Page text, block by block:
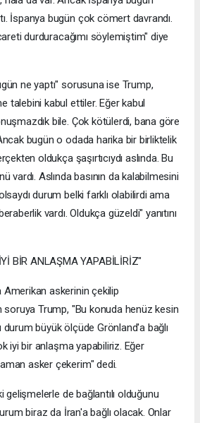
İspanya bugün çok cömert davrandı.
durduracağımı söylemiştim" diye
ne yaptı" sorusuna ise Trump,
talebini kabul ettiler. Eğer kabul
bile. Çok kötülerdi, bana göre
bugün o odada harika bir birliktelik
oldukça şaşırtıcıydı aslında. Bu
vardı. Aslında basının da kalabilmesini
durum belki farklı olabilirdi ama
vardı. Oldukça güzeldi" yanıtını
BİR ANLAŞMA YAPABİLİRİZ"
askerinin çekilip
soruya Trump, "Bu konuda henüz kesin
büyük ölçüde Grönland'a bağlı
iyi bir anlaşma yapabiliriz. Eğer
asker çekerim" dedi.
gelişmelerle de bağlantılı olduğunu
biraz da İran'a bağlı olacak. Onlar